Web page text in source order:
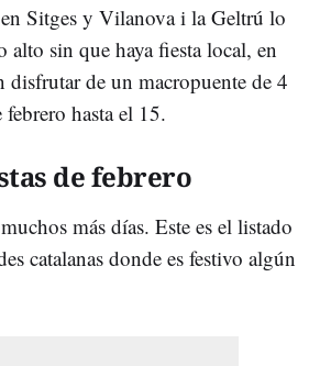
Sitges y Vilanova i la Geltrú lo
alto sin que haya fiesta local, en
disfrutar de un macropuente de 4
hasta el 15.
de febrero
más días. Este es el listado
catalanas donde es festivo algún